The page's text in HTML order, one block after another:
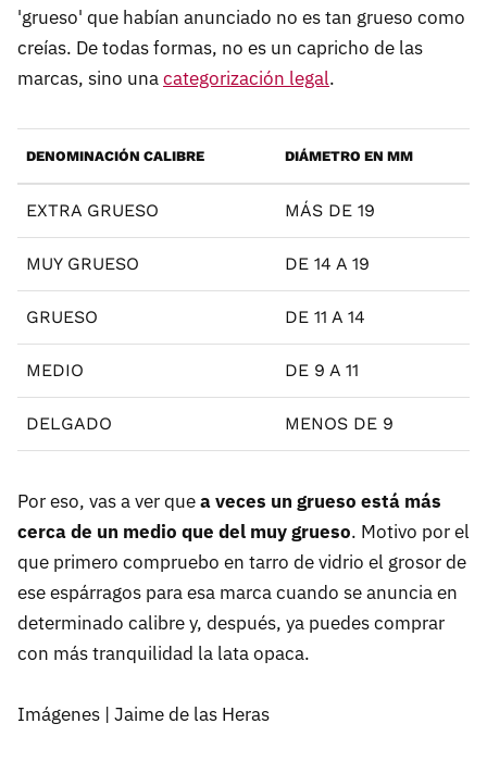
'grueso' que habían anunciado no es tan grueso como
creías. De todas formas, no es un capricho de las
marcas, sino unacategorización legal.
DENOMINACIÓN CALIBRE DIÁMETRO EN MM
EXTRA GRUESO MÁS DE 19
MUY GRUESO DE 14 A 19
GRUESO DE 11 A 14
MEDIO DE 9 A 11
DELGADO MENOS DE 9
Por eso, vas a ver quea veces un grueso está más
cerca de un medio que del muy grueso. Motivo por el
que primero compruebo en tarro de vidrio el grosor de
ese espárragos para esa marca cuando se anuncia en
determinado calibre y, después, ya puedes comprar
con más tranquilidad la lata opaca.
Imágenes | Jaime de las Heras